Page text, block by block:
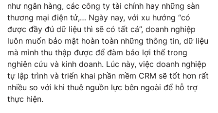
như ngân hàng, các công ty tài chính hay những sàn
thương mại điện tử,… Ngày nay, với xu hướng “có
được đầy đủ dữ liệu thì sẽ có tất cả”, doanh nghiệp
luôn muốn bảo mật hoàn toàn những thông tin, dữ liệu
mà mình thu thập được để đàm bảo lợi thế trong
nghiên cứu và kinh doanh. Lúc này, việc doanh nghiệp
tự lập trình và triển khai phần mềm CRM sẽ tốt hơn rất
nhiều so với khi thuê nguồn lực bên ngoài để hỗ trợ
thực hiện.